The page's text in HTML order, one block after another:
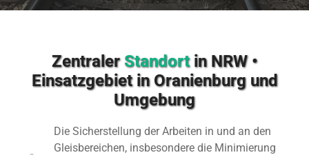
ZentralerStandortin NRW •
Einsatzgebiet in Oranienburg und
Umgebung
Die Sicherstellung der Arbeiten in und an den
Gleisbereichen, insbesondere die Minimierung